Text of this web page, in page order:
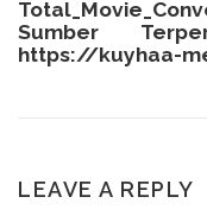
Sumber
https://kuyhaa-
LEAVE A REPLY